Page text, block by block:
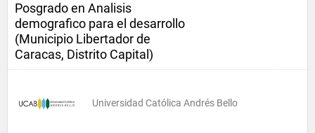
Posgrado en Analisis
demografico para el desarrollo
(Municipio Libertador de
Caracas, Distrito Capital)
Universidad Católica Andrés Bello